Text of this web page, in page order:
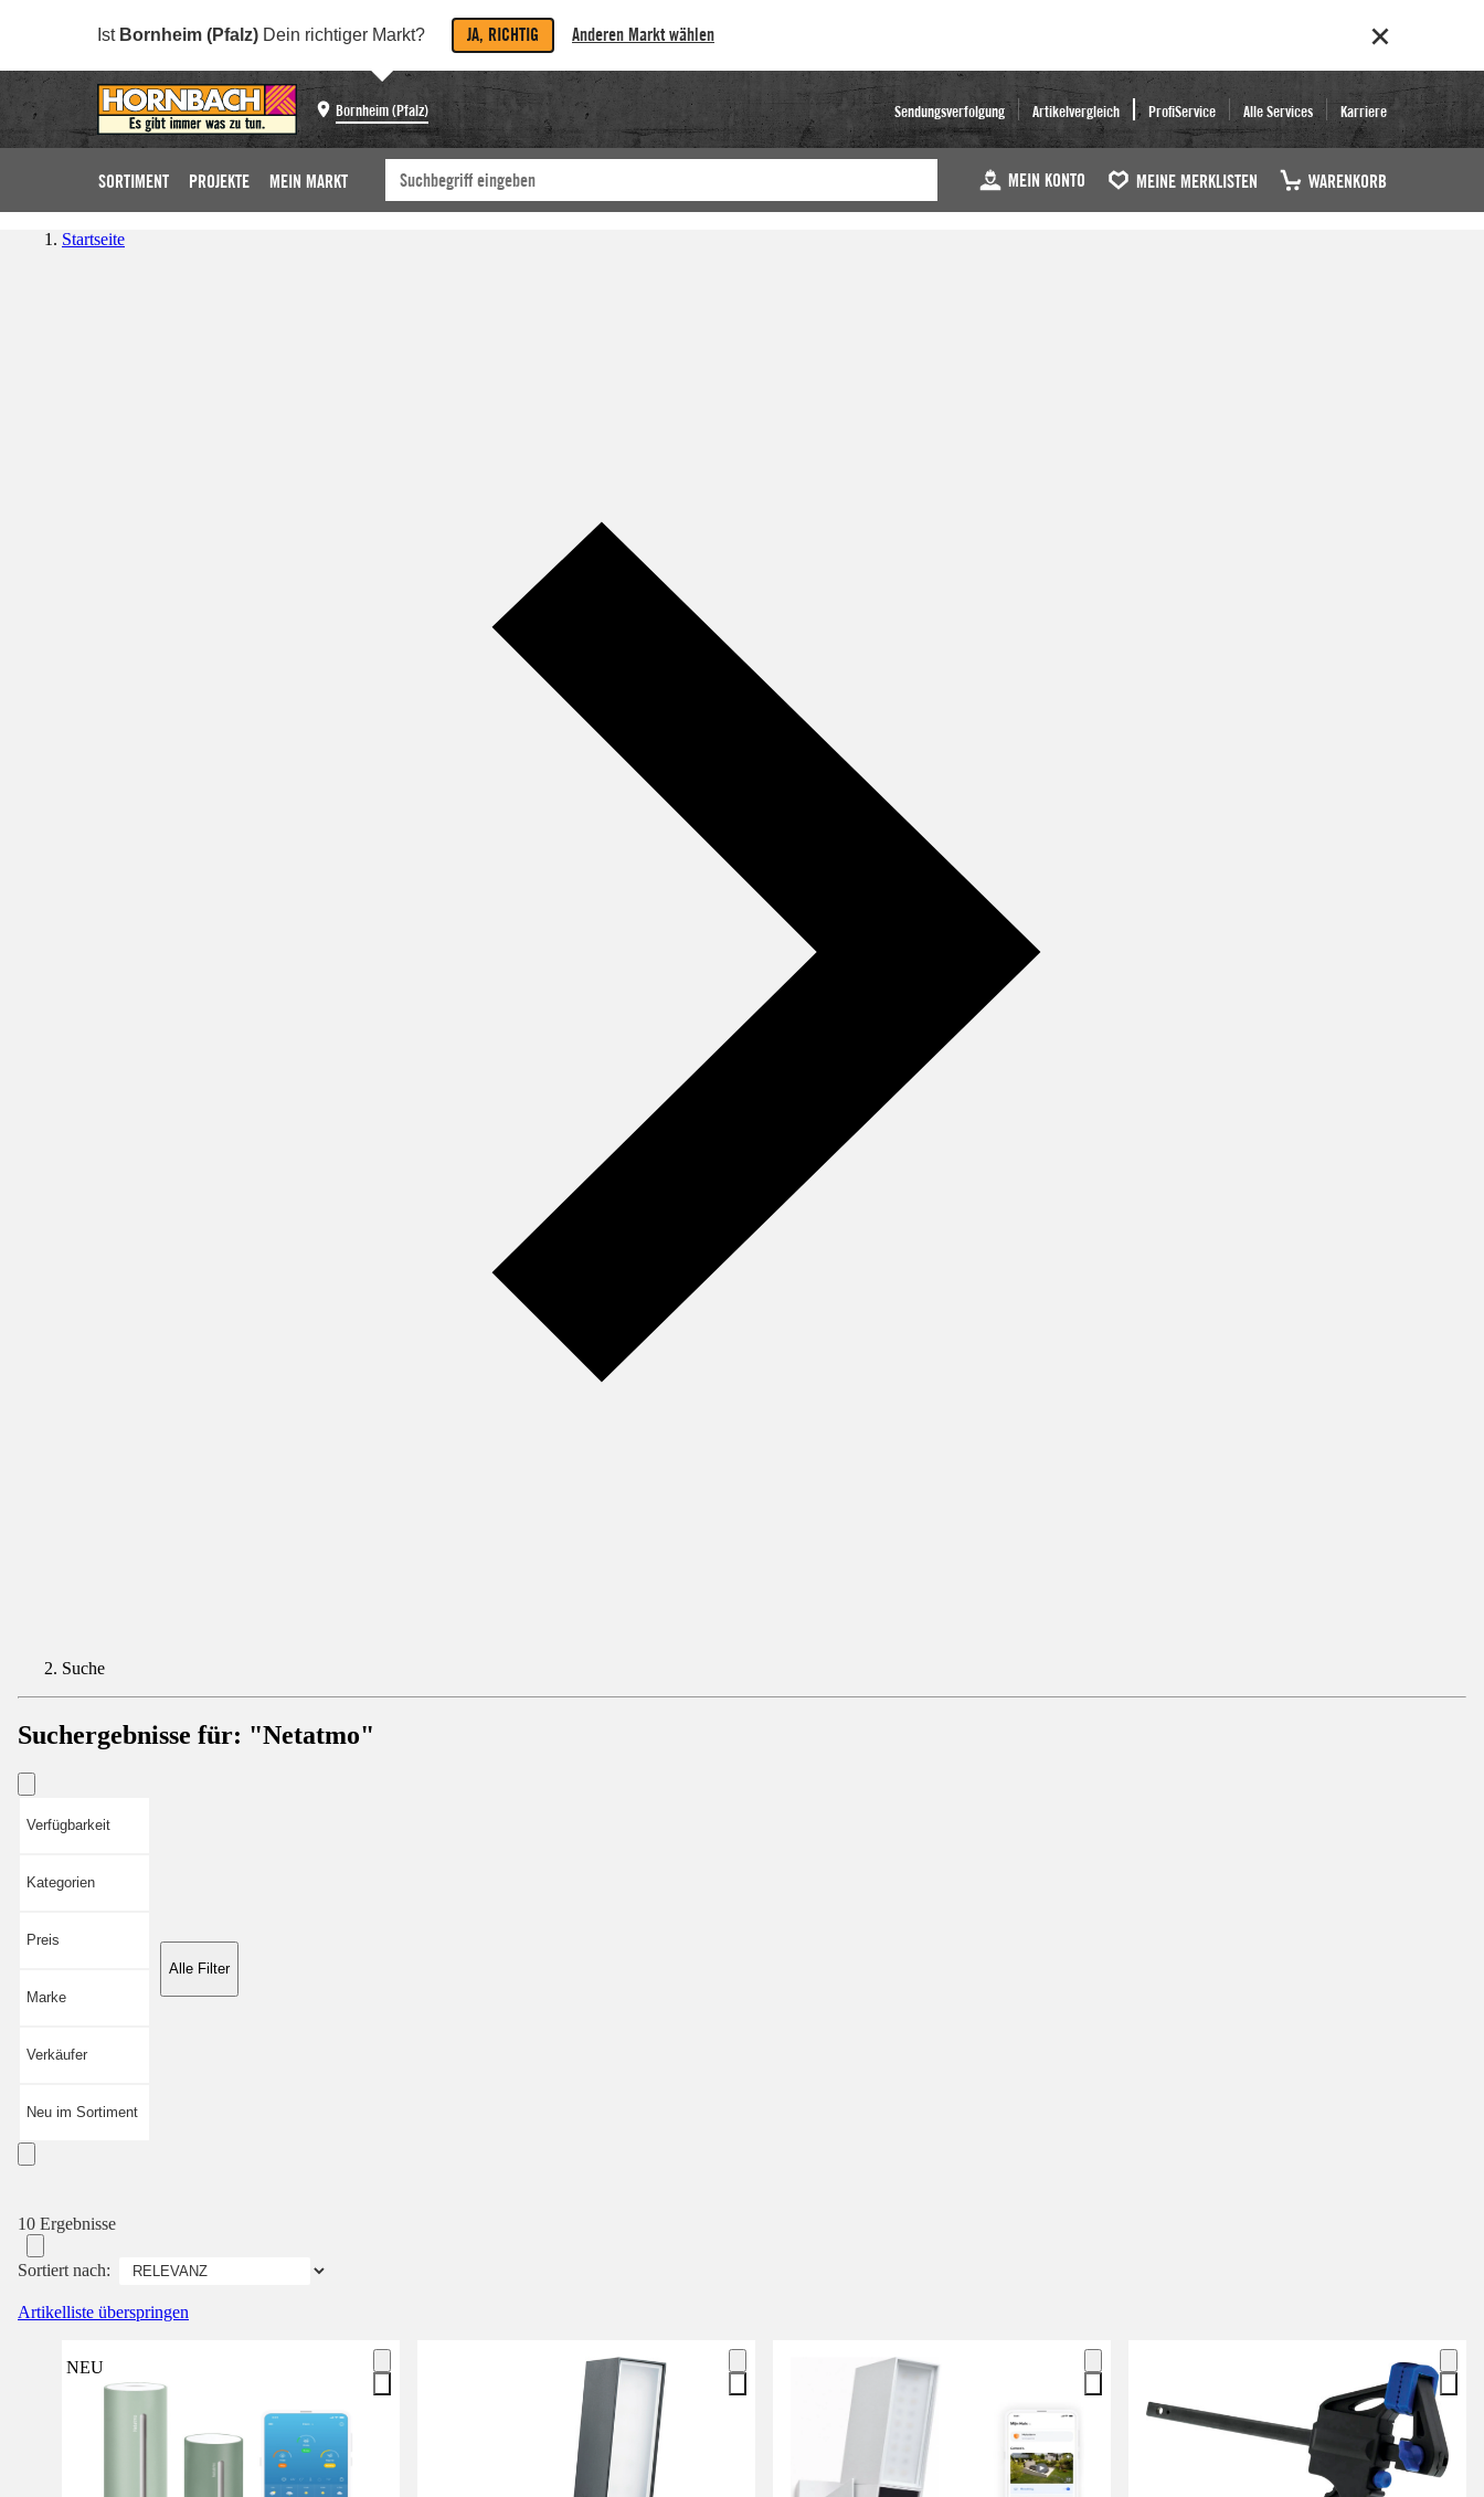
Ist Bornheim (Pfalz) Dein richtiger Markt? JA, RICHTIG Anderen Markt wählen
Bornheim (Pfalz) Sendungsverfolgung Artikelvergleich ProfiService Alle Services Karriere
SORTIMENT PROJEKTE MEIN MARKT MEIN KONTO MEINE MERKLISTEN WARENKORB
Startseite
Suche
Suchergebnisse für: "Netatmo"
Verfügbarkeit
Kategorien
Preis
Marke
Verkäufer
Neu im Sortiment
Alle Filter
10 Ergebnisse
Sortiert nach:
Artikelliste überspringen
NEU